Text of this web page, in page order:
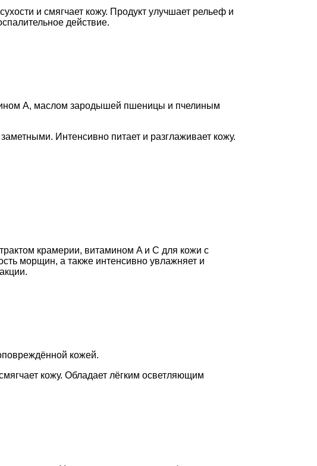
и смягчает кожу. Продукт улучшает рельеф и
действие.
A, маслом зародышей пшеницы и пчелиным
Интенсивно питает и разглаживает кожу.
крамерии, витамином A и C для кожи с
морщин, а также интенсивно увлажняет и
кожей.
кожу. Обладает лёгким осветляющим